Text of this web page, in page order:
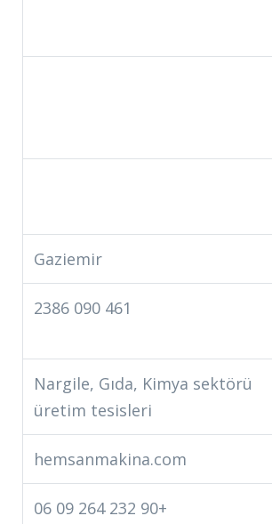
Gaziemir
461 090 2386
Nargile, Gıda, Kimya sektörü
üretim tesisleri
hemsanmakina.com
+90 232 264 09 06